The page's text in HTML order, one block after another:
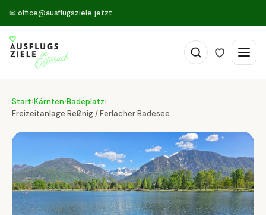
✉ office@ausflugsziele.jetzt
Start›Kärnten›Badeplatz›
Freizeitanlage Reßnig / Ferlacher Badesee